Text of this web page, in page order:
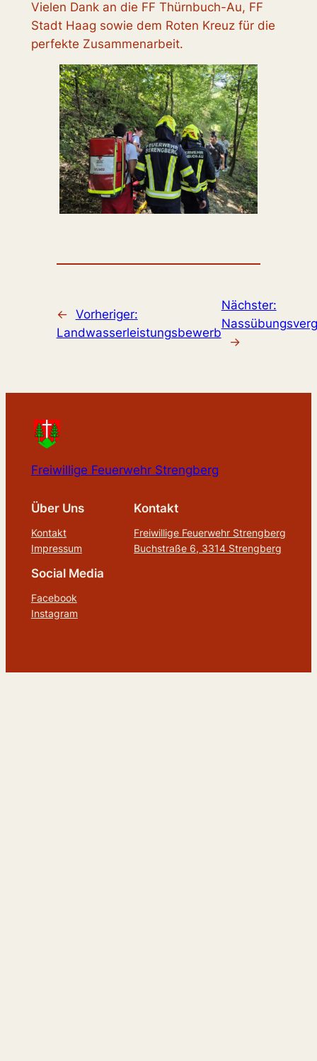
Vielen Dank an die FF Thürnbuch-Au, FF
Stadt Haag sowie dem Roten Kreuz für die
perfekte Zusammenarbeit.
← Vorheriger:
Landwasserleistungsbewerb
Nächster:
→
Freiwillige Feuerwehr Strengberg
Über Uns
Kontakt
Impressum
Kontakt
Freiwillige Feuerwehr Strengberg
Buchstraße 6, 3314 Strengberg
Social Media
Facebook
Instagram